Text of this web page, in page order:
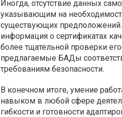
Иногда, отсутствие данных
указывающим на
существующих предположений.
информация о сертификатах
более тщательной проверки
предлагаемые БАДы
требованиям безопасности.
В конечном итоге, умение
навыком в любой сфере
гибкости и готовности